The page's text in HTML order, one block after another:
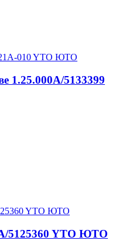
1.25.000A/5133399
5125360 YTO ЮТО